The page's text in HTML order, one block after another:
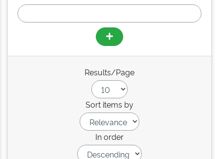
Results/Page
Sort items by
In order